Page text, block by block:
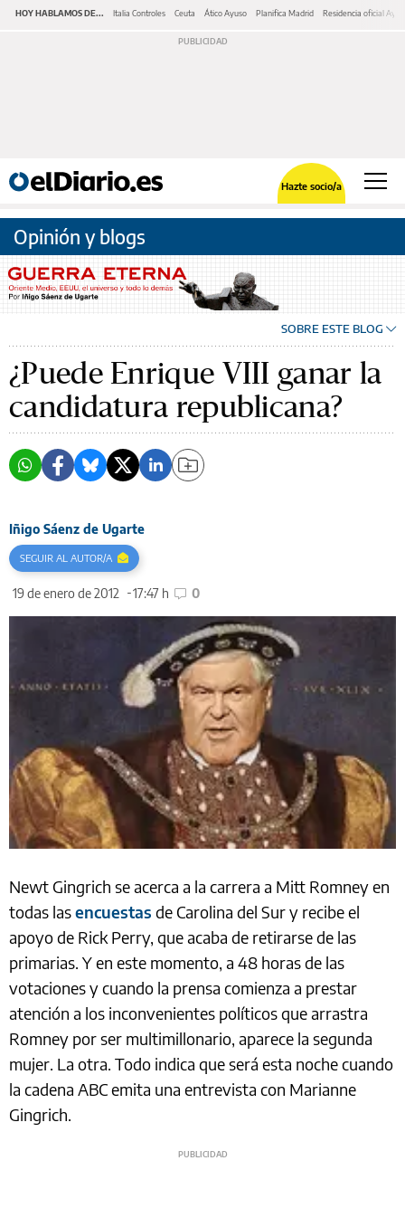
HOY HABLAMOS DE... Italia Controles Ceuta Ático Ayuso Planifica Madrid Residencia oficial
Hazte socio/a
Opinión y blogs
SOBRE ESTE BLOG
¿Puede Enrique VIII ganar la
candidatura republicana?
Iñigo Sáenz de Ugarte
19 de enero de 2012 17:47 h 0
SEGUIR AL AUTOR/A
Newt Gingrich se acerca a la carrera a Mitt Romney en
todas lasencuestas de Carolina del Sur y recibe el
apoyo de Rick Perry, que acaba de retirarse de las
primarias. Y en este momento, a 48 horas de las
votaciones y cuando la prensa comienza a prestar
atención a los inconvenientes políticos que arrastra
Romney por ser multimillonario, aparece la segunda
mujer. La otra. Todo indica que será esta noche cuando
la cadena ABC emita una entrevista con Marianne
Gingrich.